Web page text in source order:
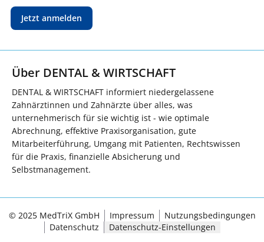
Jetzt anmelden
Über DENTAL & WIRTSCHAFT
DENTAL & WIRTSCHAFT informiert niedergelassene
Zahnärztinnen und Zahnärzte über alles, was
unternehmerisch für sie wichtig ist - wie optimale
Abrechnung, effektive Praxisorganisation, gute
Mitarbeiterführung, Umgang mit Patienten, Rechtswissen
für die Praxis, finanzielle Absicherung und
Selbstmanagement.
© 2025 MedTriX GmbH Impressum
Nutzungsbedingungen
Datenschutz
Datenschutz-Einstellungen